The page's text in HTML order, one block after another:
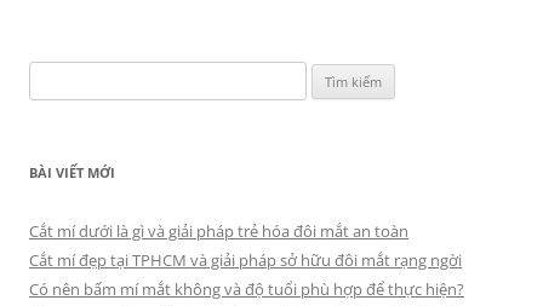
kiếm
BÀI VIẾT MỚI
Cắt mí dưới là gì và giải pháp trẻ hóa đôi mắt an toàn
Cắt mí đẹp tại TPHCM và giải pháp sở hữu đôi mắt rạng ngời
Có nên bấm mí mắt không và độ tuổi phù hợp để thực hiện?